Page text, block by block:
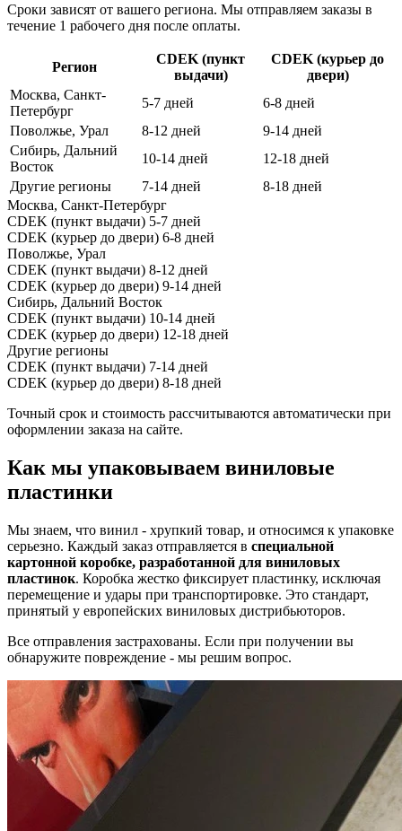
Сроки зависят от вашего региона. Мы отправляем заказы в
течение 1 рабочего дня после оплаты.
Регион
CDEK (пункт
выдачи)
CDEK (курьер до
двери)
Москва, Санкт-
Петербург
5-7 дней
6-8 дней
Поволжье, Урал
8-12 дней
9-14 дней
Сибирь, Дальний
Восток
10-14 дней
12-18 дней
Другие регионы
7-14 дней
8-18 дней
Москва, Санкт-Петербург
CDEK (пункт выдачи) 5-7 дней
CDEK (курьер до двери) 6-8 дней
Поволжье, Урал
CDEK (пункт выдачи) 8-12 дней
CDEK (курьер до двери) 9-14 дней
Сибирь, Дальний Восток
CDEK (пункт выдачи) 10-14 дней
CDEK (курьер до двери) 12-18 дней
Другие регионы
CDEK (пункт выдачи) 7-14 дней
CDEK (курьер до двери) 8-18 дней
Точный срок и стоимость рассчитываются автоматически при
оформлении заказа на сайте.
Как мы упаковываем виниловые
пластинки
Мы знаем, что винил - хрупкий товар, и относимся к упаковке
серьезно. Каждый заказ отправляется в специальной
картонной коробке, разработанной для виниловых
пластинок. Коробка жестко фиксирует пластинку, исключая
перемещение и удары при транспортировке. Это стандарт,
принятый у европейских виниловых дистрибьюторов.
Все отправления застрахованы. Если при получении вы
обнаружите повреждение - мы решим вопрос.